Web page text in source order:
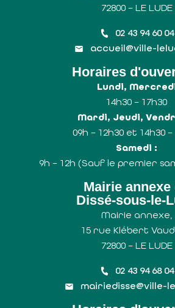
72800 – LE LUDE
02 43 94 60 04
accueil@ville-
Horaires
Lundi,
14h30 – 17h30
Mardi, Jeudi,
09h – 12h30 et 14h30 –
Samedi :
9h – 12h (Sauf le premier
Mairie annexe
Dissé-sous-le-
Mairie annexe,
15 rue Klébert
72800 – LE LUDE
02 43 94 68 04
mairiedisse@ville-